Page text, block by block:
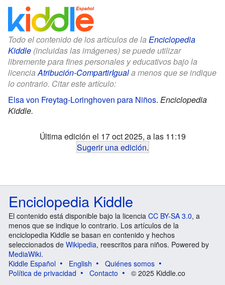
Todo el contenido de los artículos de la Enciclopedia
Kiddle (incluidas las imágenes) se puede utilizar
libremente para fines personales y educativos bajo la
licenciaAtribución-CompartirIguala menos que se indique
lo contrario. Citar este artículo:
Elsa von Freytag-Loringhoven para Niños. Enciclopedia
Kiddle.
Última edición el 17 oct 2025, a las 11:19
Sugerir una edición.
Enciclopedia Kiddle
El contenido está disponible bajo la licencia CC BY-SA 3.0, a
menos que se indique lo contrario. Los artículos de la
enciclopedia Kiddle se basan en contenido y hechos
seleccionados de Wikipedia, reescritos para niños. Powered by
MediaWiki.
Kiddle Español
English
Quiénes somos
Política de privacidad
Contacto © 2025 Kiddle.co